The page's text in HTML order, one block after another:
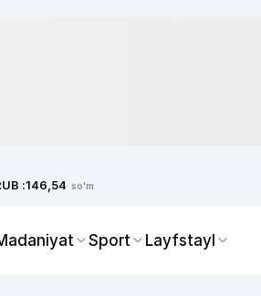
:146,54 so'm
Sport Layfstayl